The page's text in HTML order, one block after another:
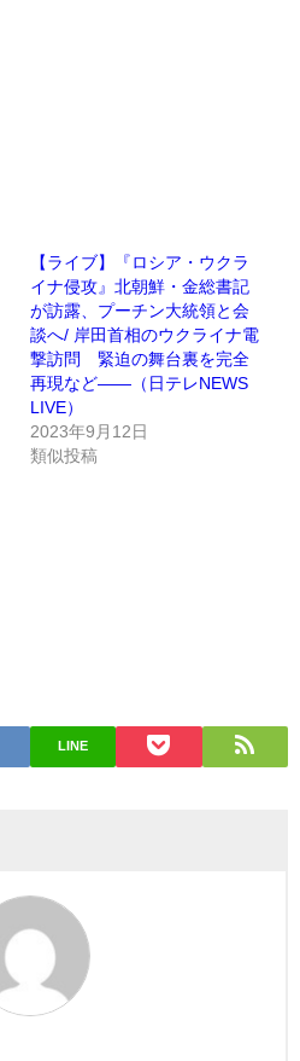
【ライブ】『ロシア・ウクラ
イナ侵攻』北朝鮮・金総書記
が訪露、プーチン大統領と会
談へ/ 岸田首相のウクライナ電
撃訪問 緊迫の舞台裏を完全
再現など――（日テレNEWS
LIVE）
2023年9月12日
類似投稿
LINE